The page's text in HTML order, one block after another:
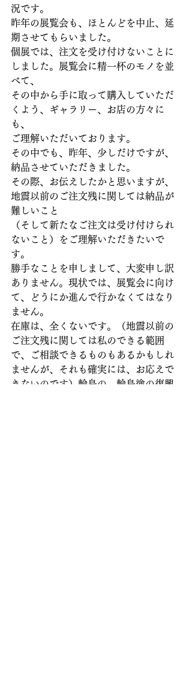
況です。
昨年の展覧会も、ほとんどを中止、延
期させてもらいました。
個展では、注文を受け付けないことに
しました。展覧会に精一杯のモノを並
べて、
その中から手に取って購入していただ
くよう、ギャラリー、お店の方々に
も、
ご理解いただいております。
その中でも、昨年、少しだけですが、
納品させていただきました。
その際、お伝えしたかと思いますが、
地震以前のご注文残に関しては納品が
難しいこと
（そして新たなご注文は受け付けられ
ないこと）をご理解いただきたいで
す。
勝手なことを申しまして、大変申し訳
ありません。現状では、展覧会に向け
て、どうにか進んで行かなくてはなり
ません。
在庫は、全くないです。（地震以前の
ご注文残に関しては私のできる範囲
で、ご相談できるものもあるかもしれ
ませんが、それも確実には、お応えで
きないのです）輪島の。輪島塗の復興